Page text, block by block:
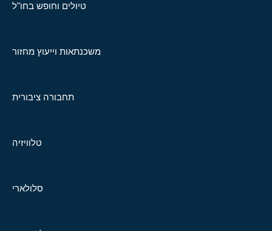
טיולים וחופש בחו"ל
משכנתאות וייעוץ מחזור
תחבורה ציבורית
טלוויזיה
סלולארי